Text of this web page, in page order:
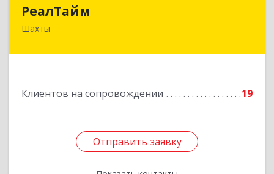
РеалТайм
Шахты
Клиентов на сопровождении 19
Отправить заявку
Отправить заявку